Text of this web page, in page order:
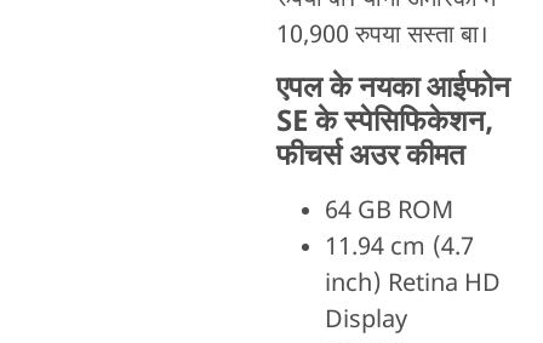
10,900 रुपया सस्ता बा।
एपल के नयका आईफोन
SE के स्पेसिफिकेशन,
फीचर्स अउर कीमत
64 GB ROM
11.94 cm (4.7
inch) Retina HD
Display